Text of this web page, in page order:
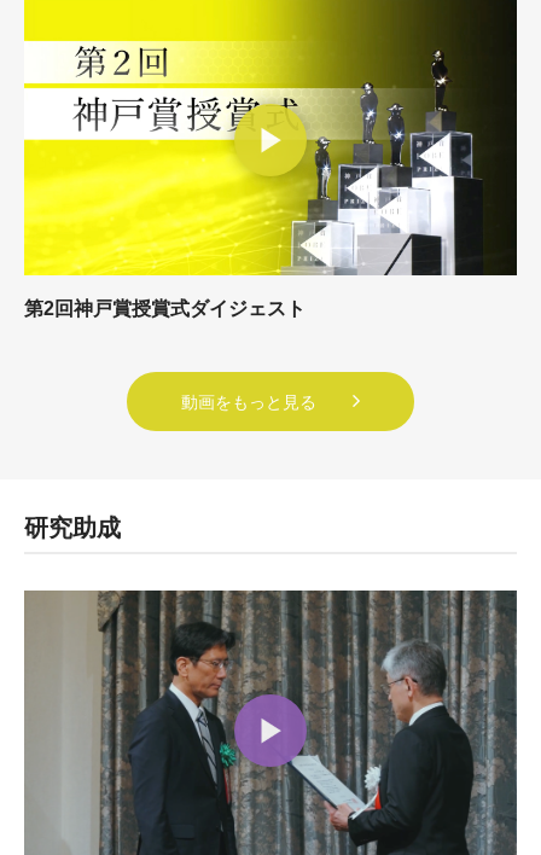
第2回神戸賞授賞式ダイジェスト
動画をもっと見る
研究助成